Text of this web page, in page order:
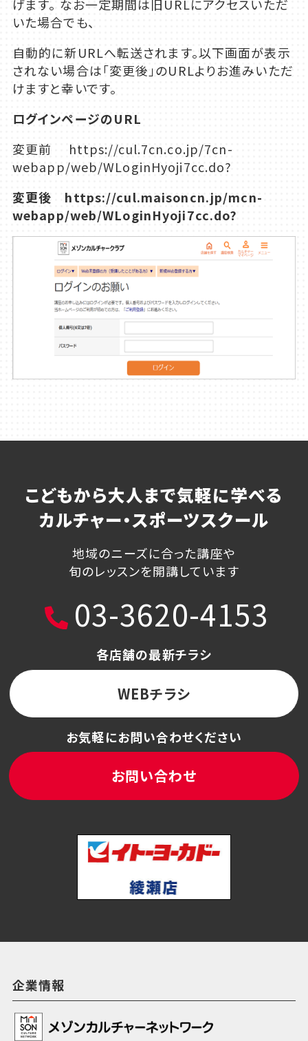
げます。 なお一定期間は旧URLにアクセスいただ
いた場合でも、
自動的に新URLへ転送されます。以下画面が表示
されない場合は「変更後」のURLよりお進みいただ
けますと幸いです。
ログインページのURL
変更前 https://cul.7cn.co.jp/7cn-
webapp/web/WLoginHyoji7cc.do?
変更後 https://cul.maisoncn.jp/mcn-
webapp/web/WLoginHyoji7cc.do?
こどもから大人まで気軽に学べる
カルチャー・スポーツスクール
地域のニーズに合った講座や
旬のレッスンを開講しています
03-3620-4153
各店舗の最新チラシ
WEBチラシ
お気軽にお問い合わせください
お問い合わせ
企業情報